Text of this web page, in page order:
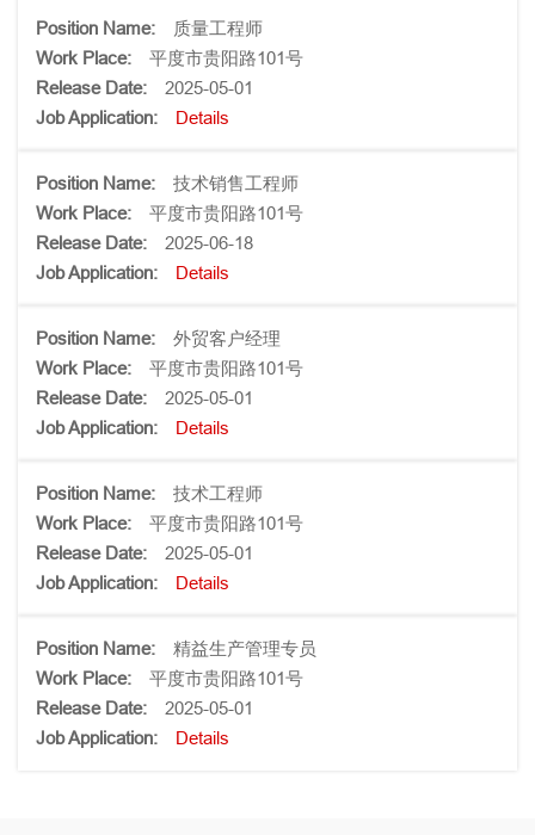
质量工程师
平度市贵阳路101号
2025-05-01
Details
技术销售工程师
平度市贵阳路101号
2025-06-18
Details
外贸客户经理
平度市贵阳路101号
2025-05-01
Details
技术工程师
平度市贵阳路101号
2025-05-01
Details
精益生产管理专员
平度市贵阳路101号
2025-05-01
Details